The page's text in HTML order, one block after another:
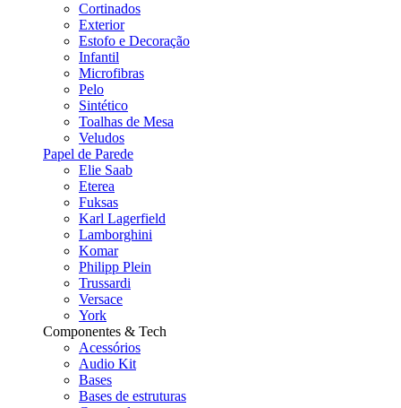
Cortinados
Exterior
Estofo e Decoração
Infantil
Microfibras
Pelo
Sintético
Toalhas de Mesa
Veludos
Papel de Parede
Elie Saab
Eterea
Fuksas
Karl Lagerfield
Lamborghini
Komar
Philipp Plein
Trussardi
Versace
York
Componentes & Tech
Acessórios
Audio Kit
Bases
Bases de estruturas